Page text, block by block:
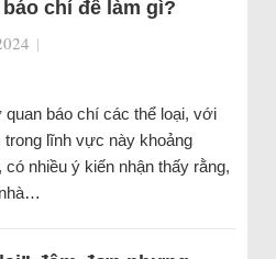
chí để làm gì?
|
báo chí các thể loại, với
lĩnh vực này khoảng
nhiều ý kiến nhận thấy rằng,